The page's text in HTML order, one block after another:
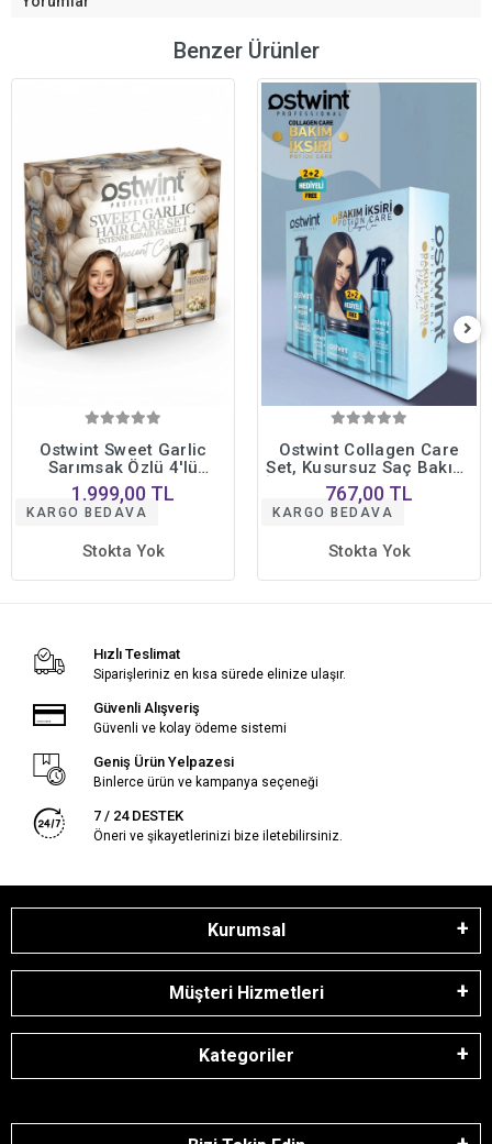
Benzer Ürünler
Ostwint Sweet Garlic
Sarımsak Özlü 4'lü
Profesyonel Saç Bakım
Seti • Yoğun Onarıcı
Bakım Formülü
1.999,00 TL
KARGO BEDAVA
Stokta Yok
Ostwint Collagen Care
Set, Kusursuz Saç Bakımı
İçin 4lü Set Şampuan Saç
Kremi Saç Serumu Saç
Maskesi
767,00 TL
KARGO BEDAVA
Stokta Yok
Hızlı Teslimat
Siparişleriniz en kısa sürede elinize ulaşır.
Güvenli Alışveriş
Güvenli ve kolay ödeme sistemi
Geniş Ürün Yelpazesi
Binlerce ürün ve kampanya seçeneği
7 / 24 DESTEK
Öneri ve şikayetlerinizi bize iletebilirsiniz.
Kurumsal
Müşteri Hizmetleri
Kategoriler